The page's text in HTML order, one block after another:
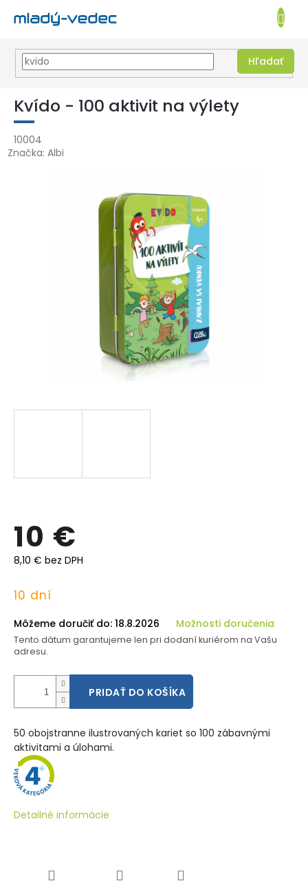
Prejsť
obsah
EUR
Hľadať
KOŠÍK
Kvído - 100 aktivit na výlety
10004
Značka: Albi
10 €
8,10 € bez DPH
Jednotková
10 dní
Môžeme doručiť do: 18.8.2026 Možnosti doručenia
Tento dátum garantujeme len pri dodaní kuriérom na Vašu
adresu.
PRIDAŤ DO KOŠÍKA
50 obojstranne ilustrovaných kariet so 100 zábavnými
aktivitami a úlohami.
Detailné informácie